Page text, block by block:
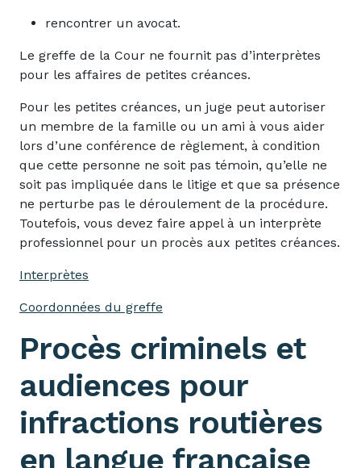
rencontrer un avocat.
Le greffe de la Cour ne fournit pas d’interprètes
pour les affaires de petites créances.
Pour les petites créances, un juge peut autoriser
un membre de la famille ou un ami à vous aider
lors d’une conférence de règlement, à condition
que cette personne ne soit pas témoin, qu’elle ne
soit pas impliquée dans le litige et que sa présence
ne perturbe pas le déroulement de la procédure.
Toutefois, vous devez faire appel à un interprète
professionnel pour un procès aux petites créances.
Interprètes
Coordonnées du greffe
Procès criminels et
audiences pour
infractions routières
en langue française